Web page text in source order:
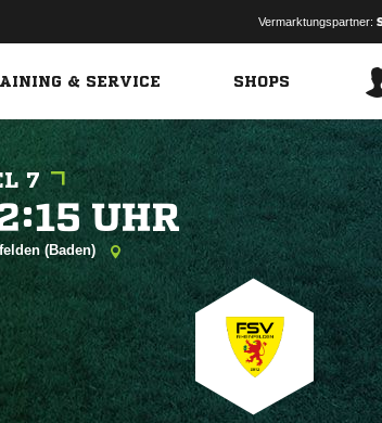
Vermarktungspartner:
& SERVICE SHOPS
7

(Baden)